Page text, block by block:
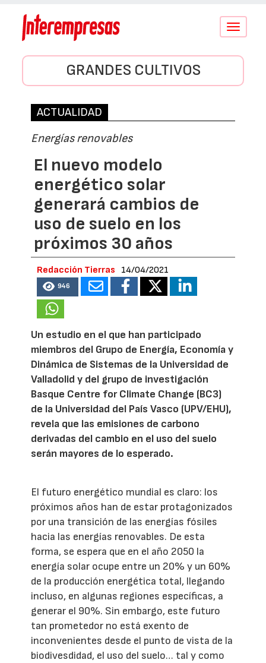
Conmutar
GRANDES CULTIVOS
ACTUALIDAD
Energías renovables
El nuevo modelo
energético solar
generará cambios de
uso de suelo en los
próximos 30 años
Redacción Tierras 14/04/2021
946
Un estudio en el que han participado
miembros del Grupo de Energía, Economía y
Dinámica de Sistemas de la Universidad de
Valladolid y del grupo de investigación
Basque Centre for Climate Change (BC3)
de la Universidad del País Vasco (UPV/EHU),
revela que las emisiones de carbono
derivadas del cambio en el uso del suelo
serán mayores de lo esperado.
El futuro energético mundial es claro: los
próximos años han de estar protagonizados
por una transición de las energías fósiles
hacia las energías renovables. De esta
forma, se espera que en el año 2050 la
energía solar ocupe entre un 20% y un 60%
de la producción energética total, llegando
incluso, en algunas regiones específicas, a
generar el 90%. Sin embargo, este futuro
tan prometedor no está exento de
inconvenientes desde el punto de vista de la
biodivesdidad, el uso del suelo… tal y como